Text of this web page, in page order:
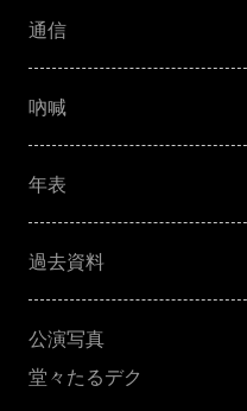
通信
吶喊
年表
過去資料
公演写真
堂々たるデク